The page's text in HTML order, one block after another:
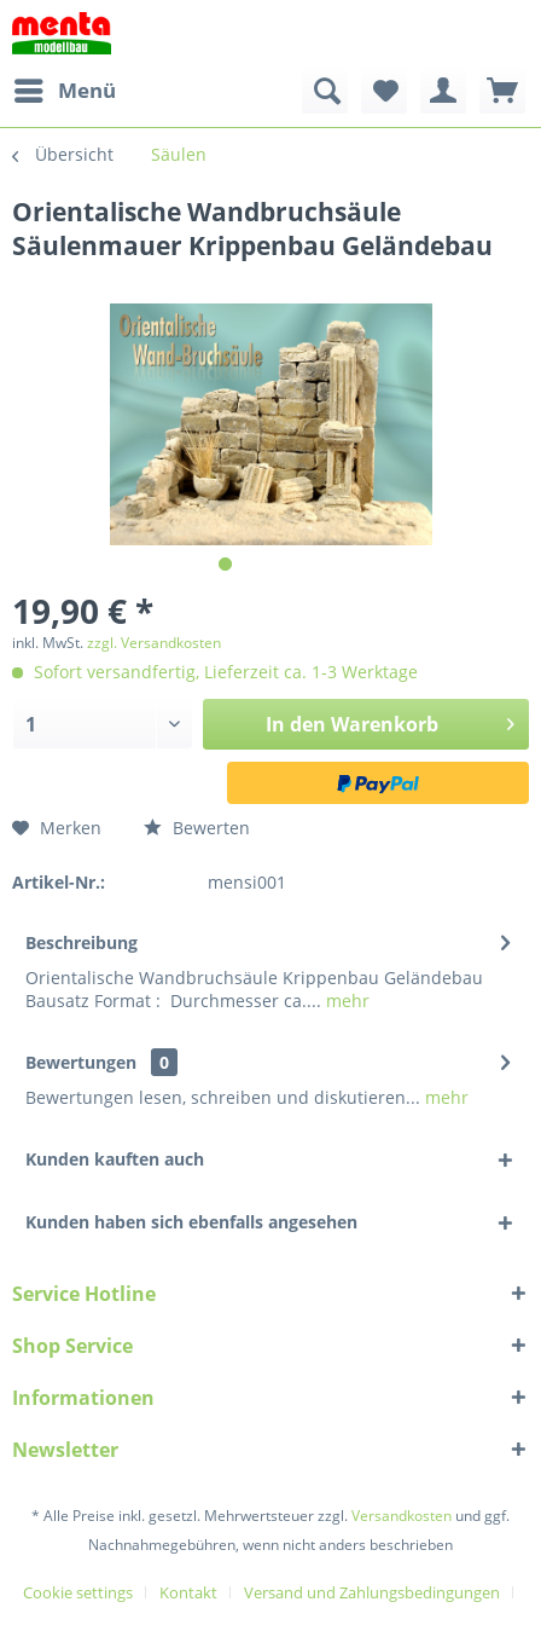
Menü
Übersicht Säulen
Orientalische Wandbruchsäule
Säulenmauer Krippenbau Geländebau
19,90 € *
inkl. MwSt.zzgl. Versandkosten
Sofort versandfertig, Lieferzeit ca. 1-3 Werktage
In den Warenkorb
Merken Bewerten
Artikel-Nr.: mensi001
Beschreibung
Orientalische Wandbruchsäule Krippenbau Geländebau
Bausatz Format : Durchmesser ca.... mehr
Bewertungen
0
Bewertungen lesen, schreiben und diskutieren... mehr
Kunden kauften auch
Kunden haben sich ebenfalls angesehen
Service Hotline
Shop Service
Informationen
Newsletter
* Alle Preise inkl. gesetzl. Mehrwertsteuer zzgl.Versandkosten und ggf.
Nachnahmegebühren, wenn nicht anders beschrieben
Cookie settings Kontakt
Versand und Zahlungsbedingungen